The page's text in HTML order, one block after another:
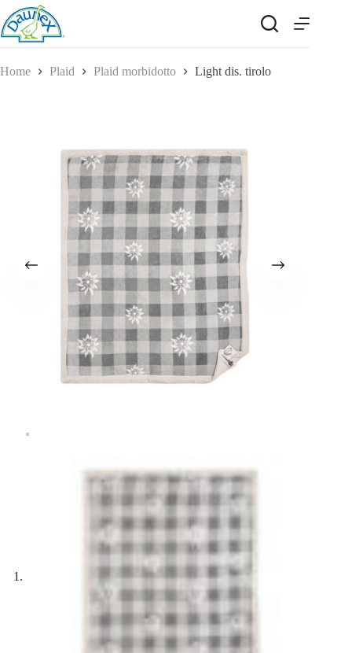
Salta
al
contenuto
Home Plaid Plaid morbidotto Light dis. tirolo